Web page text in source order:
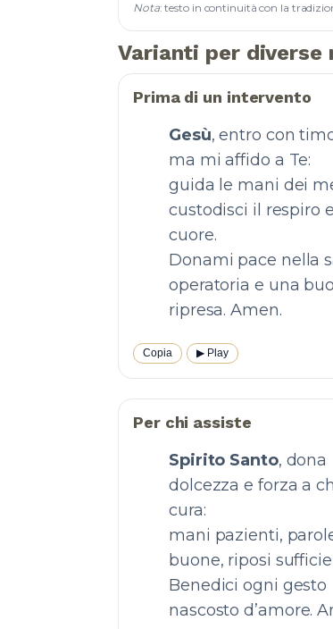
Nota: testo in continuità con la
Varianti per diverse
Prima di un intervento
Gesù, entro con
ma mi affido a Te:
guida le mani dei
custodisci il respiro e
cuore.
Donami pace nella
operatoria e una
ripresa. Amen.
Copia ▶︎ Play
Per chi assiste
Spirito Santo, dona
dolcezza e forza a
cura:
mani pazienti,
buone, riposi
Benedici ogni gesto
nascosto d’amore.